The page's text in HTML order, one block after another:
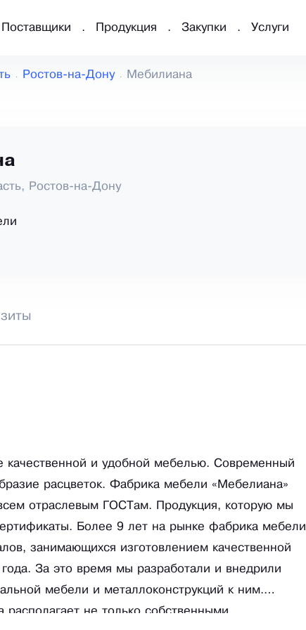
Поставщики Продукция Закупки Услуги
Ростов-на-Дону Мебилиана
Ростов-на-Дону
и удобной мебелью. Современный
расцветок. Фабрика мебели «Мебелиана»
отраслевым ГОСТам. Продукция, которую мы
Более 9 лет на рынке фабрика мебели
занимающихся изготовлением качественной
За это время мы разработали и внедрили
мебели и металлоконструкций к ним.
не только собственными